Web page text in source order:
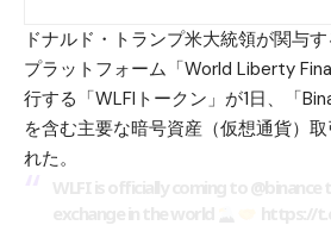
ドナルド・トランプ米大統領が関与す
プラットフォーム「World Liberty
行する「WLFIトークン」が1日、「
を含む主要な暗号資産（仮想通貨）
れた。